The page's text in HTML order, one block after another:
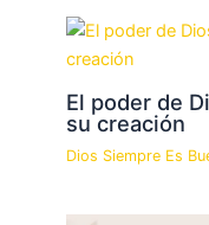
El poder de
su creación
Dios Siempre Es